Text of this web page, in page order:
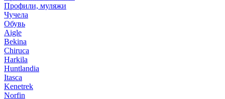
Профили, муляжи
Чучела
Обувь
Aigle
Bekina
Chiruсa
Harkila
Huntlandia
Itasca
Kenetrek
Norfin